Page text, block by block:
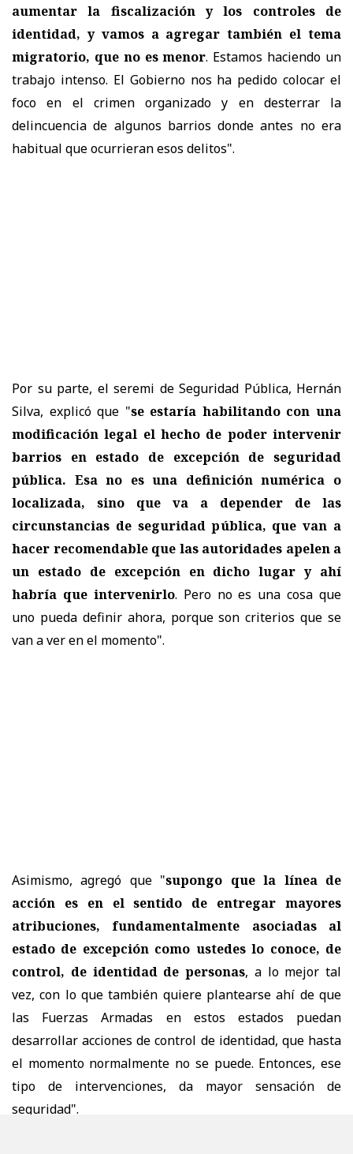
aumentar la fiscalización y los controles de
identidad, y vamos a agregar también el tema
migratorio, que no es menor. Estamos haciendo un
trabajo intenso. El Gobierno nos ha pedido colocar el
foco en el crimen organizado y en desterrar la
delincuencia de algunos barrios donde antes no era
habitual que ocurrieran esos delitos".
Por su parte, el seremi de Seguridad Pública, Hernán
Silva, explicó que "se estaría habilitando con una
modificación legal el hecho de poder intervenir
barrios en estado de excepción de seguridad
pública. Esa no es una definición numérica o
localizada, sino que va a depender de las
circunstancias de seguridad pública, que van a
hacer recomendable que las autoridades apelen a
un estado de excepción en dicho lugar y ahí
habría que intervenirlo. Pero no es una cosa que
uno pueda definir ahora, porque son criterios que se
van a ver en el momento".
Asimismo, agregó que "supongo que la línea de
acción es en el sentido de entregar mayores
atribuciones, fundamentalmente asociadas al
estado de excepción como ustedes lo conoce, de
control, de identidad de personas, a lo mejor tal
vez, con lo que también quiere plantearse ahí de que
las Fuerzas Armadas en estos estados puedan
desarrollar acciones de control de identidad, que hasta
el momento normalmente no se puede. Entonces, ese
tipo de intervenciones, da mayor sensación de
seguridad".